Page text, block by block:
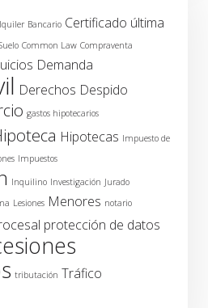
Bancario Certificado última
Common Law Compraventa
Demanda
Derechos Despido
gastos hipotecarios
Hipotecas Impuesto de
Impuestos
Inquilino Investigación Jurado
Lesiones Menores notario
protección de datos
tributación Tráfico